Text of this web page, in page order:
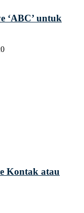
‘ABC’ untuk
Kontak atau